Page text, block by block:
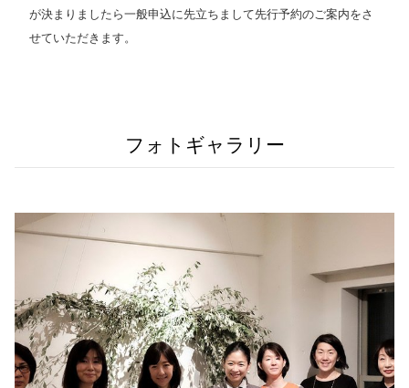
が決まりましたら一般申込に先立ちまして先行予約のご案内をさ
せていただきます。
フォトギャラリー